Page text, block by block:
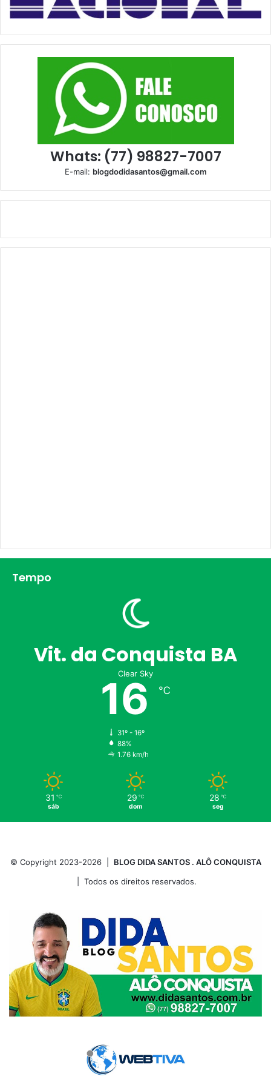
Whats: (77) 98827-7007
E-mail: blogdodidasantos@gmail.com
Tempo
Vit. da Conquista BA
Clear Sky
16 ℃
31º - 16º
88%
1.76 km/h
31 ℃
sáb
29 ℃
dom
28 ℃
seg
© Copyright 2023-2026 | BLOG DIDA SANTOS . ALÔ CONQUISTA
| Todos os direitos reservados.